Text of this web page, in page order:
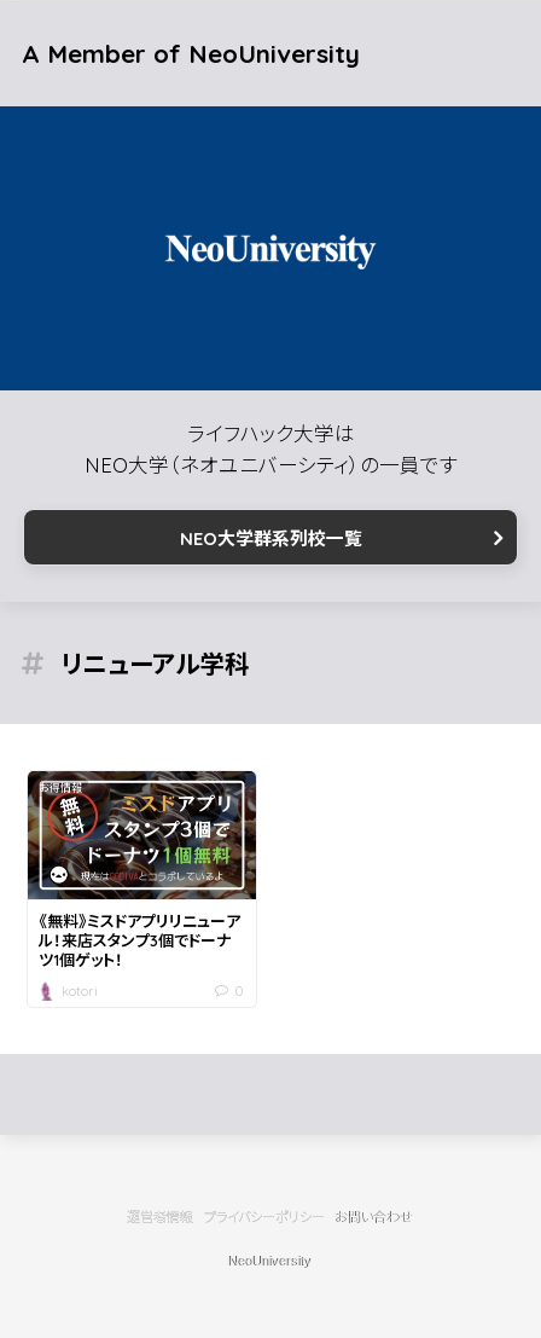
A Member of NeoUniversity
ライフハック大学は
NEO大学（ネオユニバーシティ）の一員です
NEO大学群系列校一覧
リニューアル
お得情報
《無料》ミスドアプリリニューア
ル！来店スタンプ3個でドーナ
ツ1個ゲット！
kotori 0
運営者情報 プライバシーポリシー お問い合わせ
NeoUniversity